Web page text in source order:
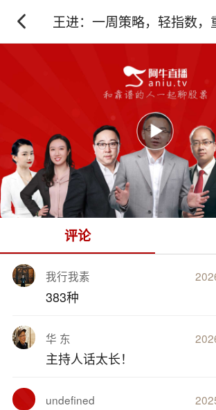
王进：一周策略，轻指数，
评论
我行我素
383种
华 东
主持人话太长！
undefined